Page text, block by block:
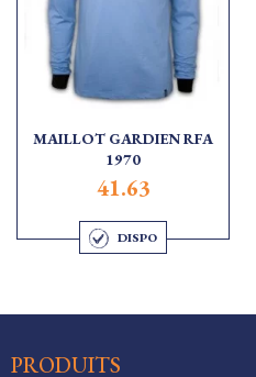
MAILLOT GARDIEN RFA
1970
41.63
DISPO
PRODUITS